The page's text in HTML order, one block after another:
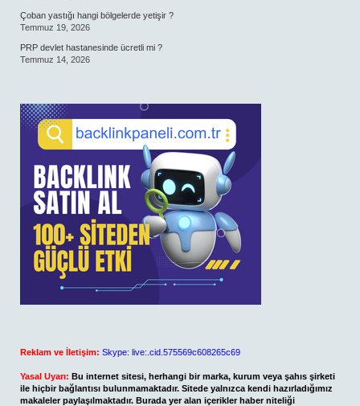
Çoban yastığı hangi bölgelerde yetişir ?
Temmuz 19, 2026
PRP devlet hastanesinde ücretli mi ?
Temmuz 14, 2026
Reklam ve İletişim: Skype: live:.cid.575569c608265c69
Yasal Uyarı: Bu internet sitesi, herhangi bir marka, kurum veya şahıs şirketi
ile hiçbir bağlantısı bulunmamaktadır. Sitede yalnızca kendi hazırladığımız
makaleler paylaşılmaktadır. Burada yer alan içerikler haber niteliği